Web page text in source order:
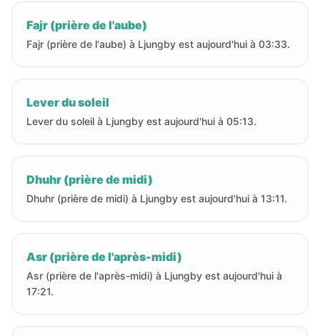
Fajr (prière de l'aube)
Fajr (prière de l'aube) à Ljungby est aujourd'hui à 03:33.
Lever du soleil
Lever du soleil à Ljungby est aujourd'hui à 05:13.
Dhuhr (prière de midi)
Dhuhr (prière de midi) à Ljungby est aujourd'hui à 13:11.
Asr (prière de l'après-midi)
Asr (prière de l'après-midi) à Ljungby est aujourd'hui à
17:21.